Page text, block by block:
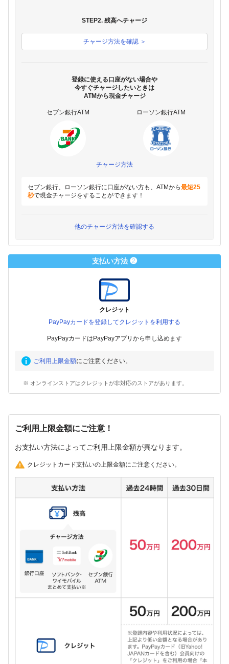
STEP2. 残高へチャージ
チャージ方法を確認 ＞
登録に使える口座がない場合や
今すぐチャージしたいときは
ATMから現金チャージ
セブン銀行ATM ローソン銀行ATM
チャージ方法
セブン銀行、ローソン銀行に口座がない方も、ATMから最短25
秒で現金チャージをすることができます！
他のチャージ方法を確認する
支払い方法 ❷
クレジット
PayPayカードを登録してクレジットを利用する
PayPayカードはPayPayアプリから申し込めます
ご利用上限金額にご注意ください。
※ オンラインストアはクレジットが非対応のストアがあります。
ご利用上限金額にご注意！
お支払い方法によってご利用上限金額が異なります。
クレジットカード支払いの上限金額にご注意ください。